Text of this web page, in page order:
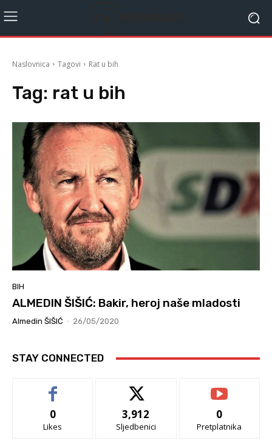
Naslovnica Tagovi Rat u bih
Tag: rat u bih
BIH
ALMEDIN ŠIŠIĆ: Bakir, heroj naše mladosti
Almedin ŠIŠIĆ - 26/05/2020
STAY CONNECTED
0
Likes
3,912
Sljedbenici
0
Pretplatnika